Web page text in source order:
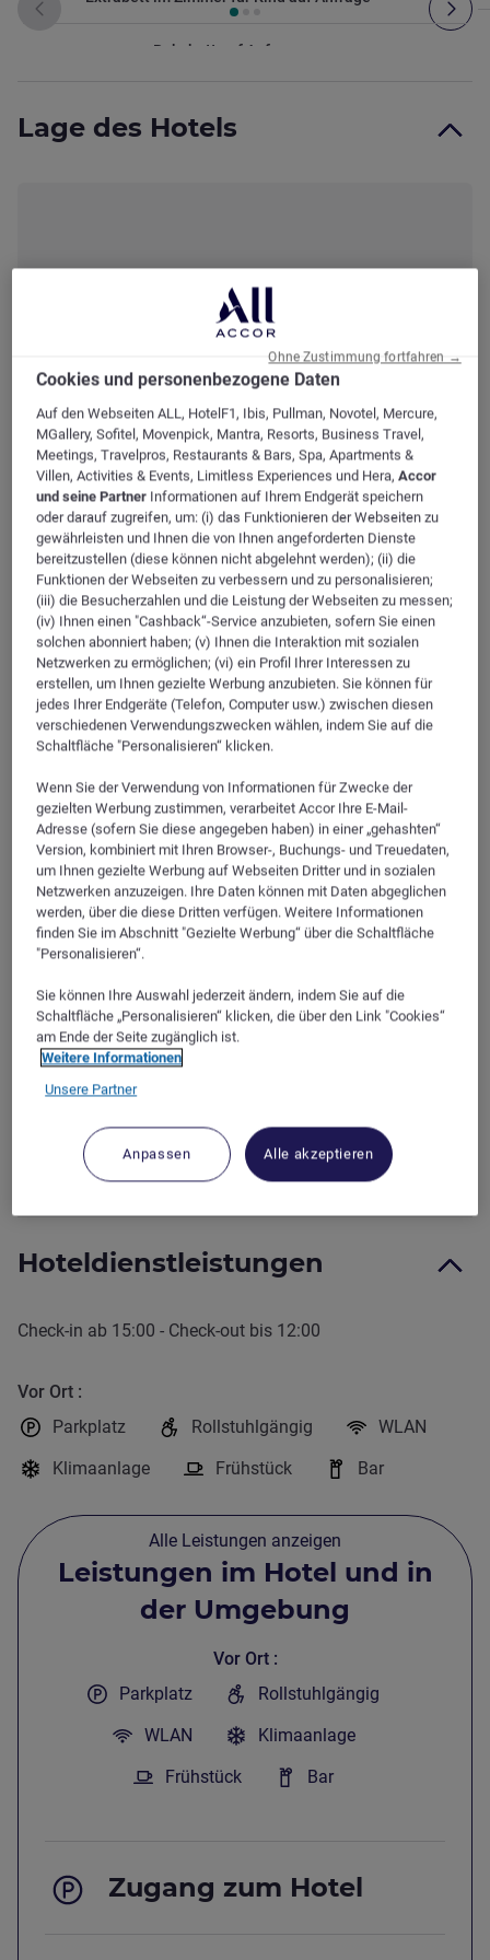
Zurück - Zimmer
Babybett auf Anfrage
Bad
Medien und Technologie
Internet-Einrichtungen
Telefonanlagen
TV-Anlage
Service und Ausstattung
Zugänglichkeit und Sicherheit
Elektrische Ausstattung
Zimmerservice
Temperatur-Luftsteuerung
Arbeitsbereich
Lage des Hotels
ibis Friedrichshafen Airport Messe
Am Flugplatz 72
88046FRIEDRICHSHAFEN
DEUTSCHLAND
GPS: 47.671814, 9.521402
Tel
+49 7541 399070
Fax
+49 7541 3990777
Kontakt-E-Mail
h7012@accor.com
Erreichbarkeit und Anbindung
Zugang und Transport (2)
Filter
AIRPORT
Bahnhof
FRIEDRICHSHAFEN
Hoteldienstleistungen
Check-in ab 15:00 - Check-out bis 12:00
Vor Ort
Parkplatz
Rollstuhlgängig
WLAN
Klimaanlage
Frühstück Bar
Alle Leistungen anzeigen
Leistungen im Hotel und in
der Umgebung
Vor Ort
Parkplatz
Rollstuhlgängig
WLAN
Klimaanlage
Frühstück
Bar
Zugang zum Hotel
Cookies und personenbezogene Daten
Auf den Webseiten ALL, HotelF1, Ibis, Pullman, Novotel, Mercure,
MGallery, Sofitel, Movenpick, Mantra, Resorts, Business Travel,
Meetings, Travelpros, Restaurants & Bars, Spa, Apartments &
Villen, Activities & Events, Limitless Experiences und Hera,Accor
und seine Partner Informationen auf Ihrem Endgerät speichern
oder darauf zugreifen, um: (i) das Funktionieren der Webseiten zu
gewährleisten und Ihnen die von Ihnen angeforderten Dienste
bereitzustellen (diese können nicht abgelehnt werden); (ii) die
Funktionen der Webseiten zu verbessern und zu personalisieren;
(iii) die Besucherzahlen und die Leistung der Webseiten zu messen;
(iv) Ihnen einen "Cashback“-Service anzubieten, sofern Sie einen
solchen abonniert haben; (v) Ihnen die Interaktion mit sozialen
Netzwerken zu ermöglichen; (vi) ein Profil Ihrer Interessen zu
erstellen, um Ihnen gezielte Werbung anzubieten. Sie können für
jedes Ihrer Endgeräte (Telefon, Computer usw.) zwischen diesen
verschiedenen Verwendungszwecken wählen, indem Sie auf die
Schaltfläche "Personalisieren“ klicken.
Wenn Sie der Verwendung von Informationen für Zwecke der
gezielten Werbung zustimmen, verarbeitet Accor Ihre E-Mail-
Adresse (sofern Sie diese angegeben haben) in einer „gehashten“
Version, kombiniert mit Ihren Browser-, Buchungs- und Treuedaten,
um Ihnen gezielte Werbung auf Webseiten Dritter und in sozialen
Netzwerken anzuzeigen. Ihre Daten können mit Daten abgeglichen
werden, über die diese Dritten verfügen. Weitere Informationen
finden Sie im Abschnitt "Gezielte Werbung“ über die Schaltfläche
"Personalisieren“.
Sie können Ihre Auswahl jederzeit ändern, indem Sie auf die
Schaltfläche „Personalisieren“ klicken, die über den Link "Cookies“
am Ende der Seite zugänglich ist.
Weitere Informationen
Unsere Partner
Anpassen Alle akzeptieren
Ohne Zustimmung fortfahren →